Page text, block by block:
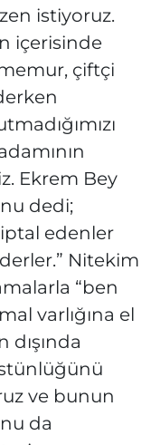
istiyoruz.
içerisinde
çiftçi
Ekrem Bey
dedi;
edenler
Nitekim
“ben
varlığına el
ve bunun
da